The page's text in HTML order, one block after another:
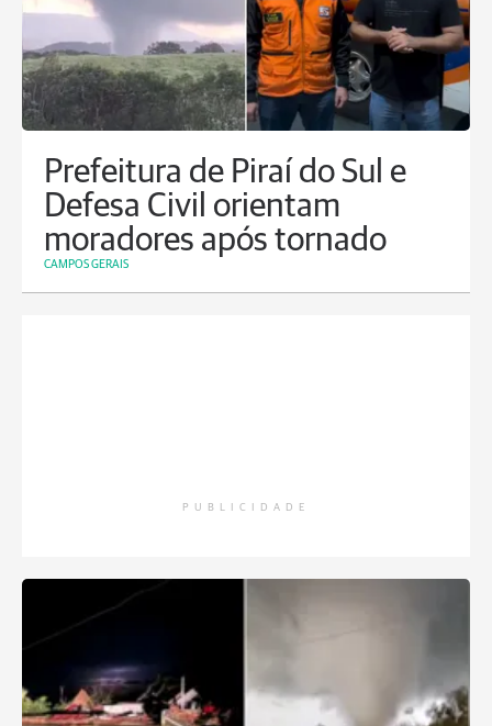
Prefeitura de Piraí do Sul e
Defesa Civil orientam
moradores após tornado
CAMPOS GERAIS
PUBLICIDADE